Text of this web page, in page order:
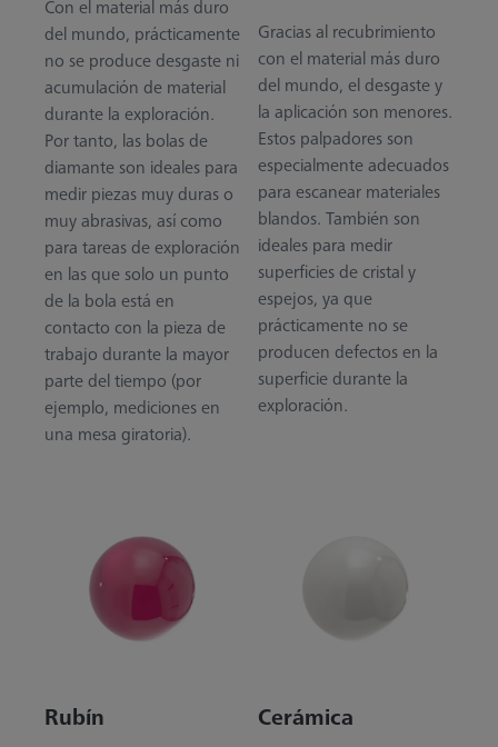
Con el material más duro
del mundo, prácticamente
no se produce desgaste ni
acumulación de material
durante la exploración.
Por tanto, las bolas de
diamante son ideales para
medir piezas muy duras o
muy abrasivas, así como
para tareas de exploración
en las que solo un punto
de la bola está en
contacto con la pieza de
trabajo durante la mayor
parte del tiempo (por
ejemplo, mediciones en
una mesa giratoria).
Gracias al recubrimiento
con el material más duro
del mundo, el desgaste y
la aplicación son menores.
Estos palpadores son
especialmente adecuados
para escanear materiales
blandos. También son
ideales para medir
superficies de cristal y
espejos, ya que
prácticamente no se
producen defectos en la
superficie durante la
exploración.
Rubín Cerámica